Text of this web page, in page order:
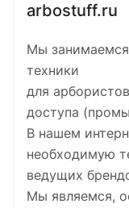
arbostuff.ru
Мы
техники
для
доступа
В нашем
необходимую
ведущих
Мы являемся,